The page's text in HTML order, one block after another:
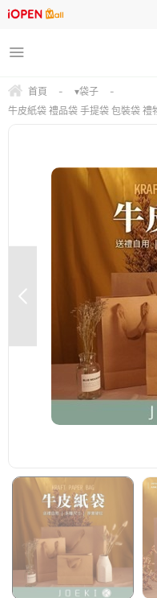
首頁 - ▾袋子
-
牛皮紙袋 禮品袋 手提袋 包裝袋 禮